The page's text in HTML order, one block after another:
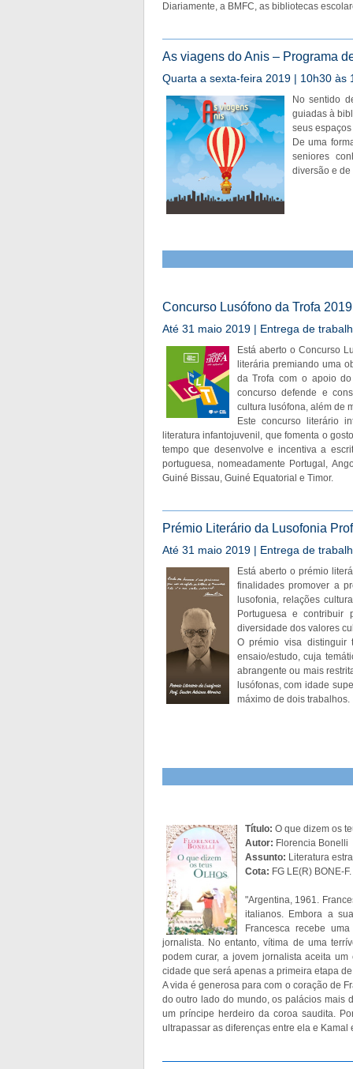
Diariamente, a BMFC, as bibliotecas
As viagens do Anis – Programa
Quarta a sexta-feira 2019 | 10h30 às
No sentido
guiadas à
seus
De uma
seniores
diversão e de
Concurso Lusófono da Trofa
Até 31 maio 2019 | Entrega de
Está aberto o Concurso
literária premiando uma
da Trofa com o apoio
concurso defende e
cultura lusófona, além de
Este concurso literário
literatura infantojuvenil, que fomenta o
tempo que desenvolve e incentiva a
portuguesa, nomeadamente Portugal,
Guiné Bissau, Guiné Equatorial e Timor.
Prémio Literário da Lusofonia
Até 31 maio 2019 | Entrega de
Está aberto o prémio
finalidades promover a
lusofonia, relações
Portuguesa e
diversidade dos valores
O prémio visa distinguir
ensaio/estudo, cuja
abrangente ou mais
lusófonas, com idade
máximo de dois trabalhos.
Título: O que dizem os
Autor: Florencia Bonelli
Assunto: Literatura
Cota: FG LE(R) BONE-
"Argentina, 1961.
italianos. Embora a
Francesca recebe
jornalista. No entanto, vítima de uma
podem curar, a jovem jornalista aceita
cidade que será apenas a primeira etapa
A vida é generosa para com o coração de
do outro lado do mundo, os palácios mais
um príncipe herdeiro da coroa saudita.
ultrapassar as diferenças entre ela e Kamal